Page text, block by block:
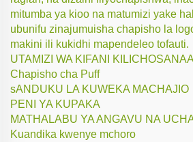
mitumba ya kioo na matumizi yake
ubunifu zinajumuisha chapisho la
makini ili kukidhi mapendeleo tofauti.
UTAMIZI WA KIFANI KILICHOSANAA
Chapisho cha Puff
sANDUKU LA KUWEKA MACHAJIO
PENI YA KUPAKA
MATHALABU YA ANGAVU NA
Kuandika kwenye mchoro